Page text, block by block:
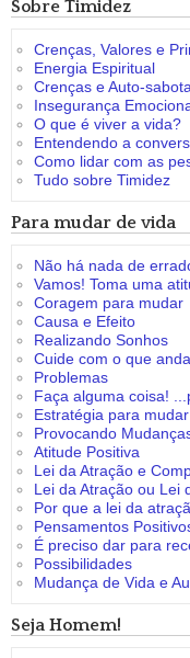
Sobre Timidez
Crenças, Valores e
Energia Espiritual
Crenças e Auto-
Insegurança
O que é viver a vida?
Entendendo a
Como lidar com as
Tudo sobre Timidez
Para mudar de vida
Não há nada de
Vamos! Toma uma
Coragem para mudar
Causa e Efeito
Realizando Sonhos
Cuide com o que
Problemas
Faça alguma coisa!
Estratégia para
Provocando
Atitude Positiva
Lei da Atração e
Lei da Atração ou Lei
Por que a lei da
Pensamentos
É preciso dar para
Possibilidades
Mudança de Vida e
Seja Homem!